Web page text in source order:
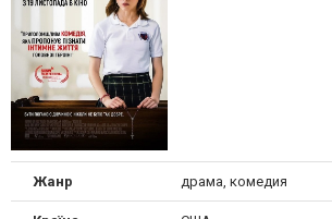
Жанр драма, комедия